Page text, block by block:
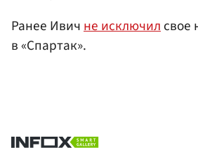
Ранее Ивичне исключилсвое
в «Спартак».